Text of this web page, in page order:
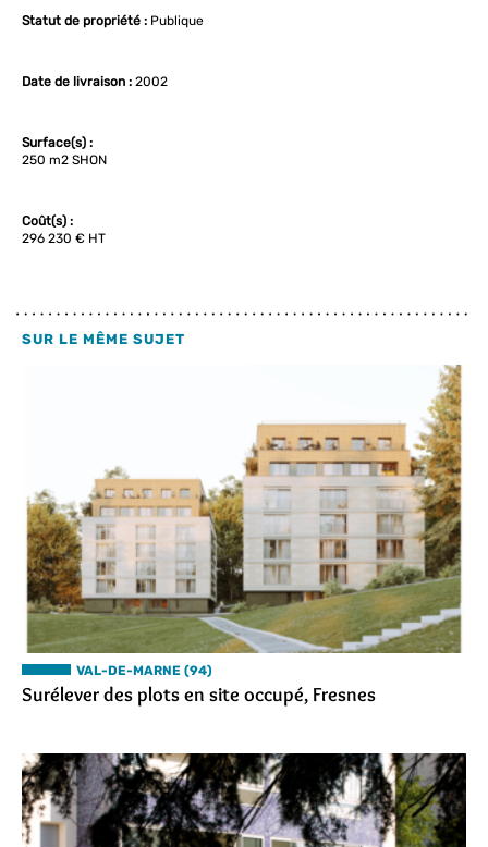
Statut de propriété : Publique
Date de livraison : 2002
Surface(s) :
250 m2 SHON
Coût(s) :
296 230 € HT
SUR LE MÊME SUJET
VAL-DE-MARNE (94)
Surélever des plots en site occupé, Fresnes